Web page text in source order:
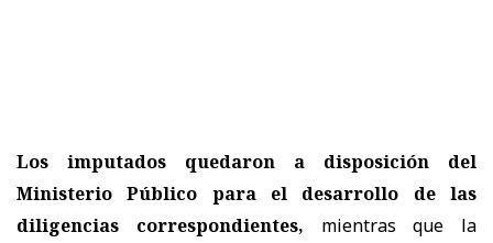
Los imputados quedaron a disposición del
Ministerio Público para el desarrollo de las
diligencias correspondientes, mientras que la